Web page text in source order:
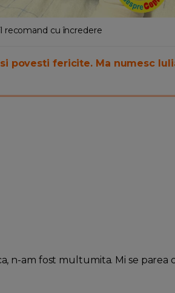
recomand cu încredere
povesti fericite. Ma numesc
n-am fost multumita. Mi se parea